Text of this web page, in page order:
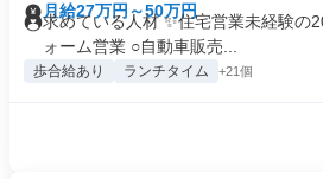
月給27万円～50万円
求めている人材 ✨住宅営業未経験の
ォーム営業 ○自動車販売...
歩合給あり ランチタイム +21個